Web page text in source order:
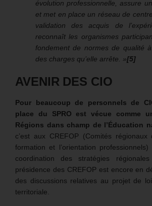
évolution professionnelle, assure
et met en place un réseau de
validation des acquis de
reconnaît les organismes
fondement de normes de qualité
des charges qu’elle arrête. »[5]
AVENIR DES CIO
Pour beaucoup de personnels de
place du SPRO est vécue comme
Régions dans champ de l’Éducation
c’est aux CREFOP (Comités régionaux
formation et l’orientation
coordination des stratégies régionales
présidence des CREFOP est encore en
des discussions relatives au projet de
territoriale.